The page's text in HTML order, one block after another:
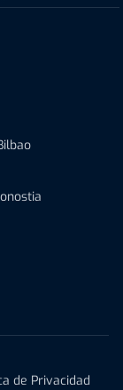
de Privacidad